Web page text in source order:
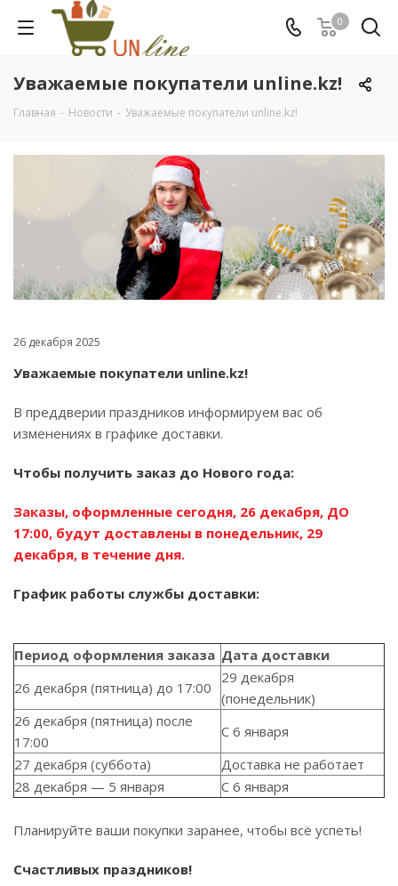
0
Уважаемые покупатели unline.kz!
Главная - Новости - Уважаемые покупатели unline.kz!
26 декабря 2025
Уважаемые покупатели unline.kz!
В преддверии праздников информируем вас об
изменениях в графике доставки.
Чтобы получить заказ до Нового года:
Заказы, оформленные сегодня, 26 декабря, ДО
17:00, будут доставлены в понедельник, 29
декабря, в течение дня.
График работы службы доставки:
Период оформления заказа Дата доставки
26 декабря (пятница) до 17:00
29 декабря
(понедельник)
26 декабря (пятница) после
17:00
С 6 января
27 декабря (суббота)
Доставка не работает
28 декабря — 5 января
С 6 января
Планируйте ваши покупки заранее, чтобы всё успеть!
Счастливых праздников!